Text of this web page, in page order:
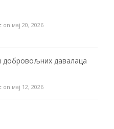
on мај 20, 2026
добровољних давалаца
on мај 12, 2026